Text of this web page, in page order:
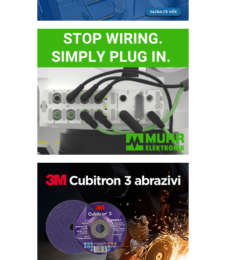
Potpuna efikasnost bez složenih
sistema
Trajna oznaka kao dugoročna korist
Bezbednost na prvom mestu!
IB BLUMENAUER - više od 40 godina
poverenja u industriji